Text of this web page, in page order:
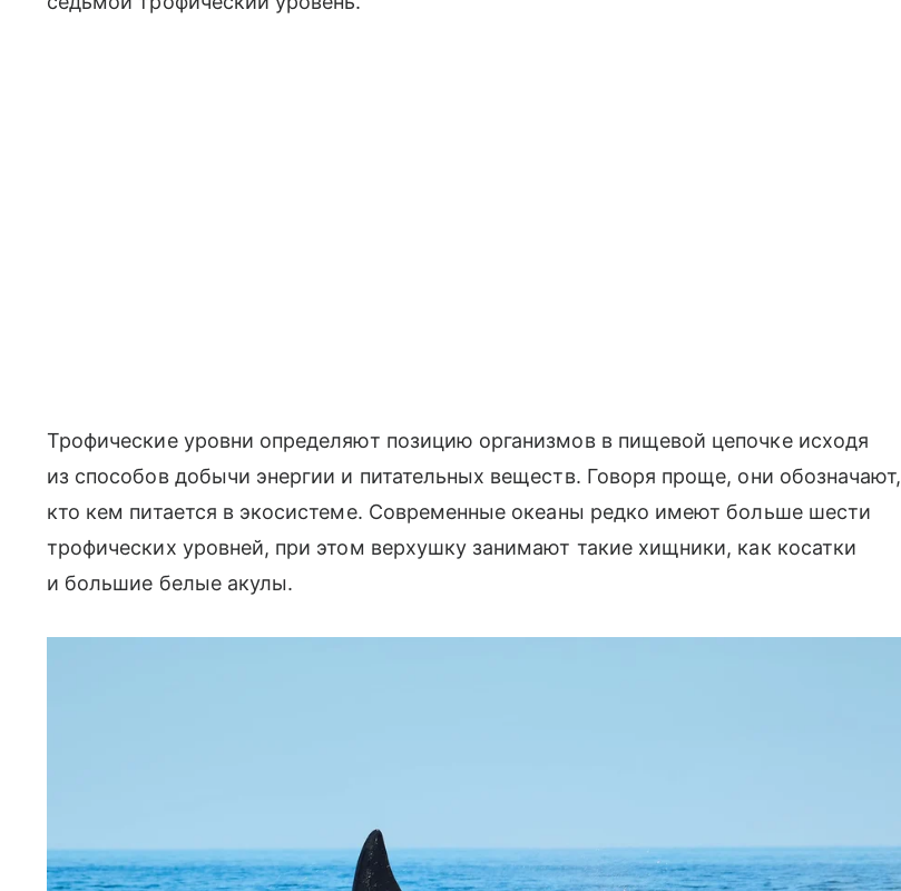
Трофические уровни определяют позицию организмов в пищевой цепочке исходя
из способов добычи энергии и питательных веществ. Говоря проще, они обозначают,
кто кем питается в экосистеме. Современные океаны редко имеют больше шести
трофических уровней, при этом верхушку занимают такие хищники, как косатки
и большие белые акулы.